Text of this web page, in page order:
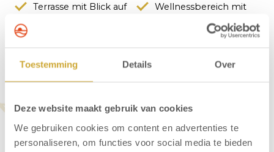
Toestemming Details Over
Deze website maakt gebruik van cookies
We gebruiken cookies om content en advertenties te
personaliseren, om functies voor social media te bieden
Terrasse mit Blick auf
Skybar
Tagungsräume
Wellnessbereich mit
Sauna, Dampfbad
und Infrarotkabine
Fitnessraum mit